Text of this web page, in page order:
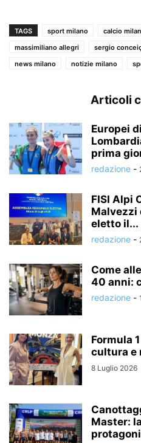
TAGS sport milano calcio
massimiliano allegri
sergio
news milano
notizie milano
Articoli
Europei
prima
redazione -
FISI Alpi
Malvezzi
eletto il...
redazione -
Come
40 anni:
redazione -
Formula
cultura e
8 Luglio 2026
Master: